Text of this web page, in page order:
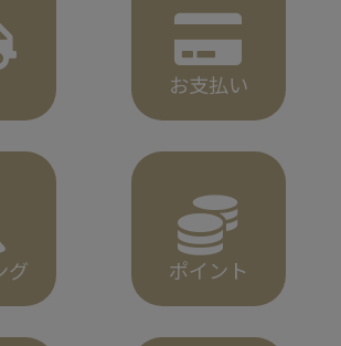
お支払い
グ ポイント